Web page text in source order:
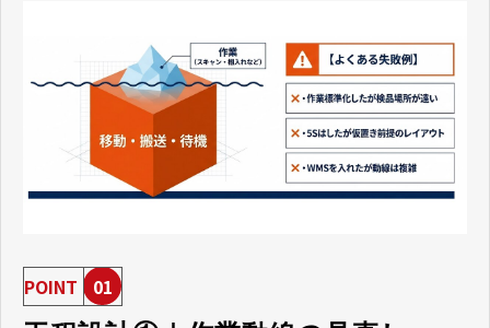
POINT 01